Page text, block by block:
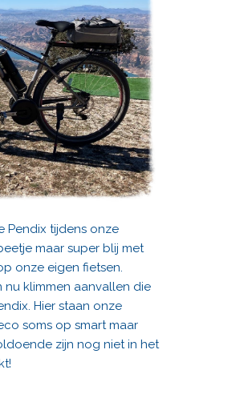
Pendix tijdens onze
maar super blij met
onze eigen fietsen.
klimmen aanvallen die
Hier staan onze
soms op smart maar
zijn nog niet in het